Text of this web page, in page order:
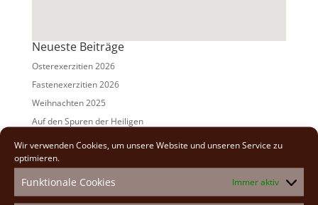
Wir verwenden Cookies, um unsere Website und unseren Service zu
optimieren.
Funktionale Cookies Immer aktiv
Neueste Beiträge
Osterexerzitien 2026
Fastenexerzitien 2026
Weihnachten 2025
Auf den Spuren der Heiligen
Adventexerzitien 2025
2026(2)